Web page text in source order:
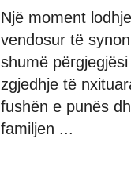
Një moment
vendosur të
shumë
zgjedhje të
fushën e punës
familjen ...